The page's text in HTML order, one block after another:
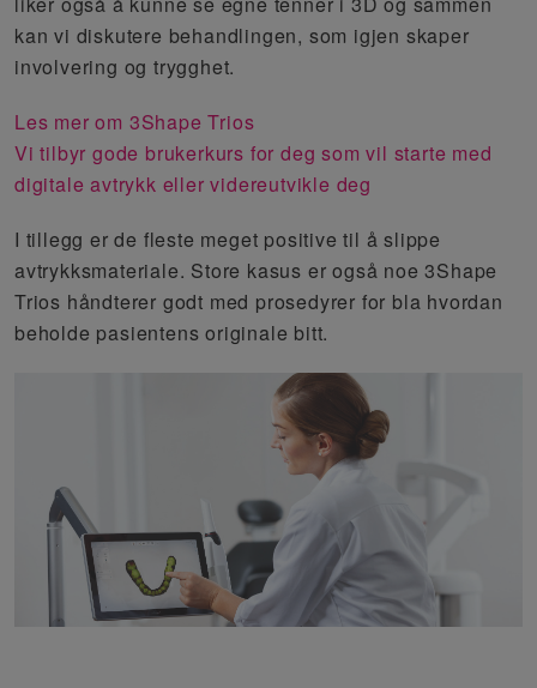
kan vi diskutere behandlingen, som igjen skaper
involvering og trygghet.
Les mer om 3Shape Trios
Vi tilbyr gode brukerkurs for deg som vil starte med
digitale avtrykk eller videreutvikle deg
I tillegg er de fleste meget positive til å slippe
avtrykksmateriale. Store kasus er også noe 3Shape
Trios håndterer godt med prosedyrer for bla hvordan
beholde pasientens originale bitt.